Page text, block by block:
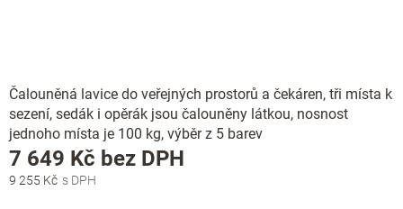
Čalouněná lavice do veřejných prostorů a čekáren, tři místa k
sezení, sedák i opěrák jsou čalouněny látkou, nosnost
jednoho místa je 100 kg, výběr z 5 barev
9 255 Kč
7 649 Kč bez DPH